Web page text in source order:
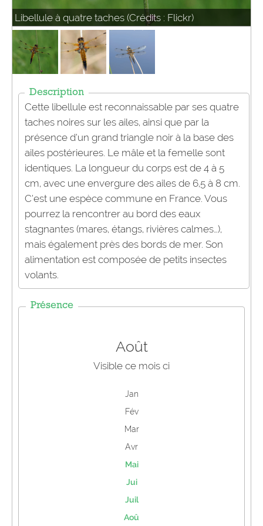
Libellule à quatre taches (Crédits : Flickr)
Description
Cette libellule est reconnaissable par ses quatre
taches noires sur les ailes, ainsi que par la
présence d’un grand triangle noir à la base des
ailes postérieures. Le mâle et la femelle sont
identiques. La longueur du corps est de 4 à 5
cm, avec une envergure des ailes de 6,5 à 8 cm.
C’est une espèce commune en France. Vous
pourrez la rencontrer au bord des eaux
stagnantes (mares, étangs, rivières calmes…),
mais également près des bords de mer. Son
alimentation est composée de petits insectes
volants.
Présence
Août
Visible ce mois ci
Jan
Fév
Mar
Avr
Mai
Jui
Juil
Aoû